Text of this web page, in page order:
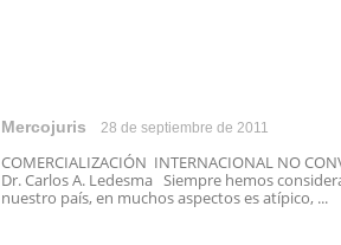
Mercojuris 28 de septiembre de 2011
COMERCIALIZACIÓN INTERNACIONAL NO
Dr. Carlos A. Ledesma Siempre hemos
nuestro país, en muchos aspectos es atípico, ...